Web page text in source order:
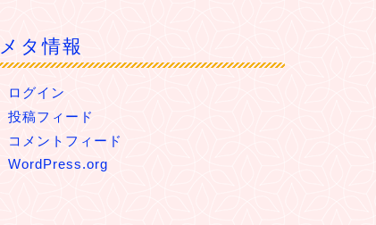
メタ情報
ログイン
投稿フィード
コメントフィード
WordPress.org